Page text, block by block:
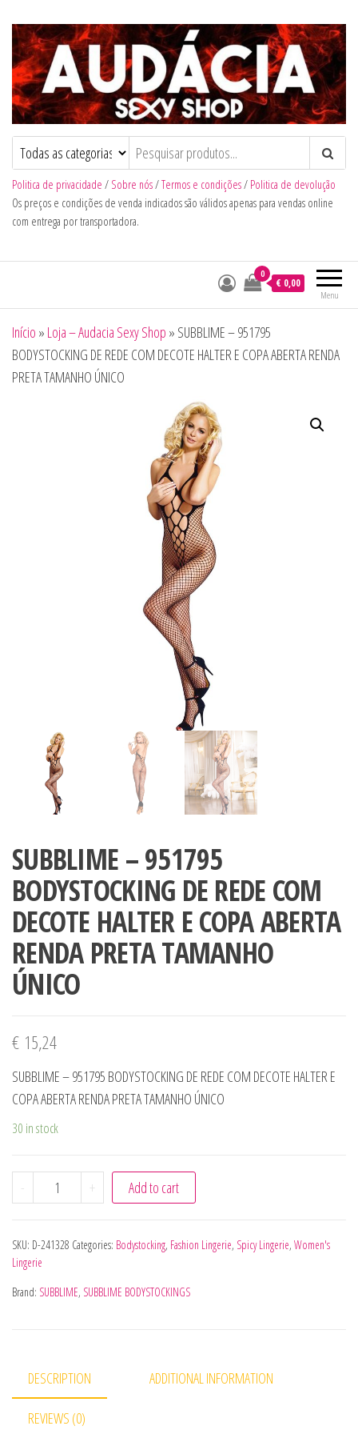
Audacia Sexy Shop
Politica de privacidade / Sobre nós/Termos e condições/ Politica de devolução
Os preços e condições de venda indicados são válidos apenas para vendas online
com entrega por transportadora.
Menu
0
€ 0,00
Início » Loja – Audacia Sexy Shop » SUBBLIME – 951795
BODYSTOCKING DE REDE COM DECOTE HALTER E COPA ABERTA RENDA
PRETA TAMANHO ÚNICO
SUBBLIME – 951795
BODYSTOCKING DE REDE COM
DECOTE HALTER E COPA ABERTA
RENDA PRETA TAMANHO
ÚNICO
€ 15,24
SUBBLIME – 951795 BODYSTOCKING DE REDE COM DECOTE HALTER E
COPA ABERTA RENDA PRETA TAMANHO ÚNICO
30 in stock
- SUBBLIME - 951795 BODYSTOCKING DE REDE COM
+ Add to cart
SKU: D-241328 Categories: Bodystocking, Fashion Lingerie, Spicy Lingerie, Women's
Lingerie
Brand: SUBBLIME, SUBBLIME BODYSTOCKINGS
DESCRIPTION ADDITIONAL INFORMATION
REVIEWS (0)